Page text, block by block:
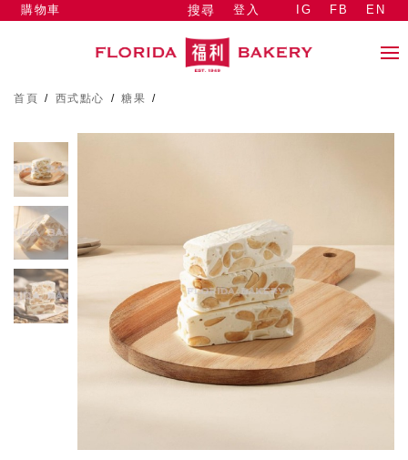
搜尋 登入
購物車 IG FB EN
首頁 / 西式點心 / 糖果 /